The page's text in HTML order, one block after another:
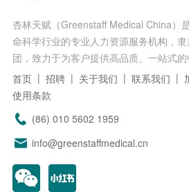
杏林天赋（Greenstaff Medical China）
命科学行业的专业人力资源服务机构，
团，致力于为客户提供高品质、一站式的
首页
招聘 关于我们 联系我们
使用条款
(86) 010 5602 1959
info@greenstaffmedical.cn